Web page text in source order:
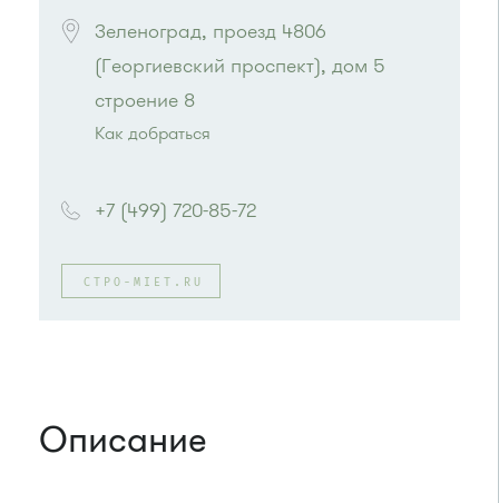
Зеленоград, проезд 4806
(Георгиевский проспект), дом 5
строение 8
Как добраться
Автобус № 2, 3, 8, 11, 19, 29, 32.
Маршрутка № 408м, 419м
Автобусы № 2, 3, 8, 11, 19, 29, 32.
Маршрутка № 408м, 419м
+7 (499) 720-85-72
CTPO-MIET.RU
Описание